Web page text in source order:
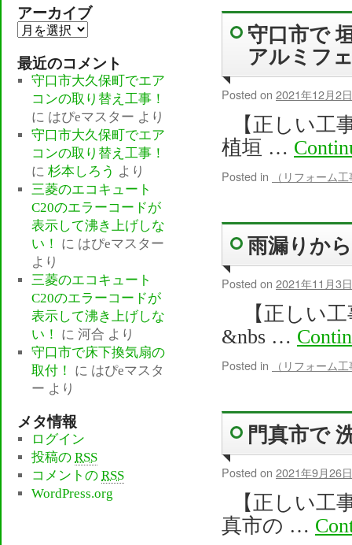
守口市で
アルミフ
Posted on 2021年12月2日
【正しい工
植垣 …
Posted in （リフォーム
雨漏りか
Posted on 2021年11月3日
【正しい工
&nbs …
Posted in （リフォーム
門真市で
Posted on 2021年9月26日
【正しい工
真市の …
アーカイブ
ア
カ
イ
最近のコメント
守口市大久保町でエア
コンの取り替え工事！
に はぴeマスター より
守口市大久保町でエア
コンの取り替え工事！
に杉本しろう より
三菱のエコキュート
C20のエラーコードが
表示して沸き上げしな
い！
に はぴeマスター
より
三菱のエコキュート
C20のエラーコードが
表示して沸き上げしな
い！
に河合 より
守口市で床下換気扇の
取付！
に はぴeマスタ
ー より
メタ情報
ログイン
投稿のRSS
コメントのRSS
WordPress.org